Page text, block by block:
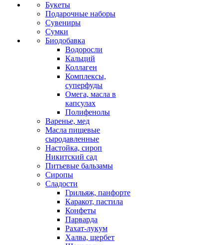
Букеты
Подарочные наборы
Сувениры
Сумки
Биодобавка
Водоросли
Кальций
Коллаген
Комплексы,
суперфуды
Омега, масла в
капсулах
Полифенолы
Варенье, мед
Масла пищевые
сыродавленные
Настойка, сироп
Никитский сад
Питьевые бальзамы
Сиропы
Сладости
Грильяж, панфорте
Каракот, пастила
Конфеты
Парварда
Рахат-лукум
Халва, щербет